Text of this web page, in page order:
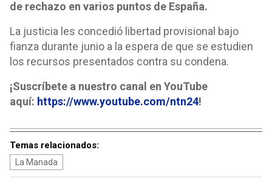
de rechazo en varios puntos de España.
La justicia les concedió libertad provisional bajo
fianza durante junio a la espera de que se estudien
los recursos presentados contra su condena.
¡Suscríbete a nuestro canal en YouTube
aquí: https://www.youtube.com/ntn24!
Temas relacionados:
La Manada